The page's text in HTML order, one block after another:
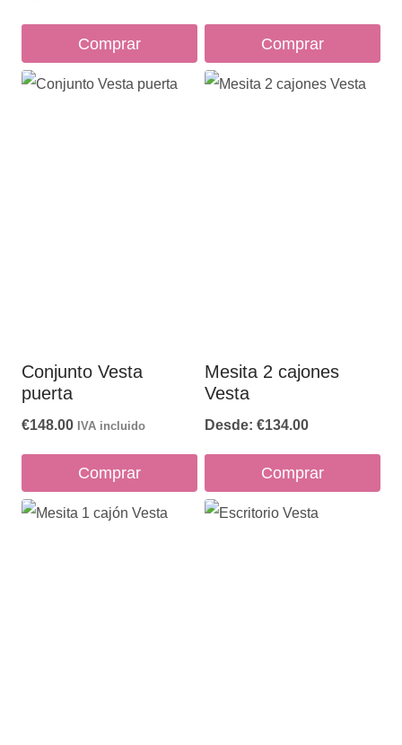
Comprar Comprar
Conjunto Vesta
puerta
€148.00 IVA incluido
Comprar
Mesita 2 cajones
Vesta
Desde: €134.00
Comprar
Este